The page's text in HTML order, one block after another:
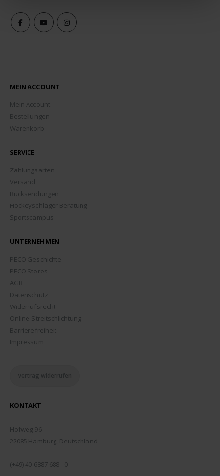
MEIN ACCOUNT
Mein Account
Bestellungen
Warenkorb
SERVICE
Zahlungsarten
Versand
Rücksendungen
Hockeyschläger Beratung
Sportscampus
UNTERNEHMEN
PECO Geschichte
PECO Stores
AGB
Datenschutz
Widerrufsrecht
Online-Streitschlichtung
Barrierefreiheit
Impressum
Vertrag widerrufen
KONTAKT
Hofweg 96
22085 Hamburg, Deutschland
(+49) 40 6887 688 - 0